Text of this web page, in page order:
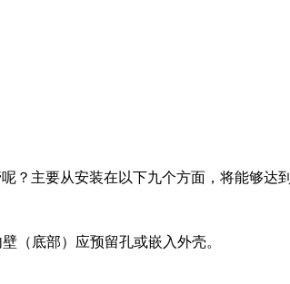
主要从安装在以下九个方面，将能够达到
底部）应预留孔或嵌入外壳。